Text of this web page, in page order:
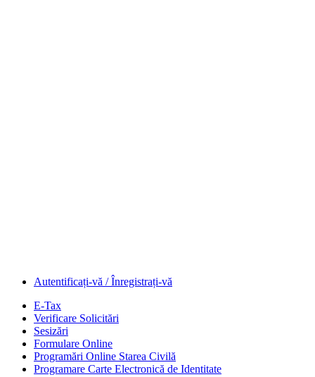
Autentificați-vă / Înregistrați-vă
E-Tax
Verificare Solicitări
Sesizări
Formulare Online
Programări Online Starea Civilă
Programare Carte Electronică de Identitate